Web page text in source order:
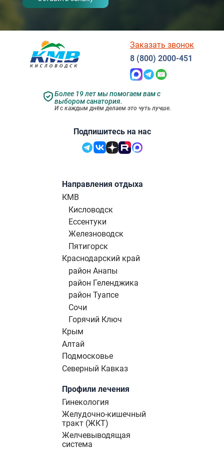
Подпишитесь на нас
Более 19 лет мы помогаем вам с
выбором санатория.
И с каждым днём делаем это чуть лучше.
Заказать звонок
8 (800) 2000-451
Направления отдыха
КМВ
Кисловодск
Ессентуки
Железноводск
Пятигорск
Краснодарский край
район Анапы
район Геленджика
район Туапсе
Сочи
Горячий Ключ
Крым
Алтай
Подмосковье
Северный Кавказ
Профили лечения
Гинекология
Желудочно-кишечный
тракт (ЖКТ)
Желчевыводящая
система